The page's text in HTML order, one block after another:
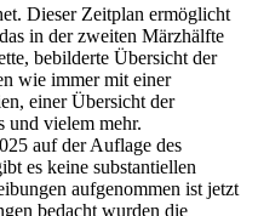
Dieser Zeitplan ermöglicht
in der zweiten Märzhälfte
bebilderte Übersicht der
wie immer mit einer
einer Übersicht der
und vielem mehr.
auf der Auflage des
es keine substantiellen
aufgenommen ist jetzt
bedacht wurden die